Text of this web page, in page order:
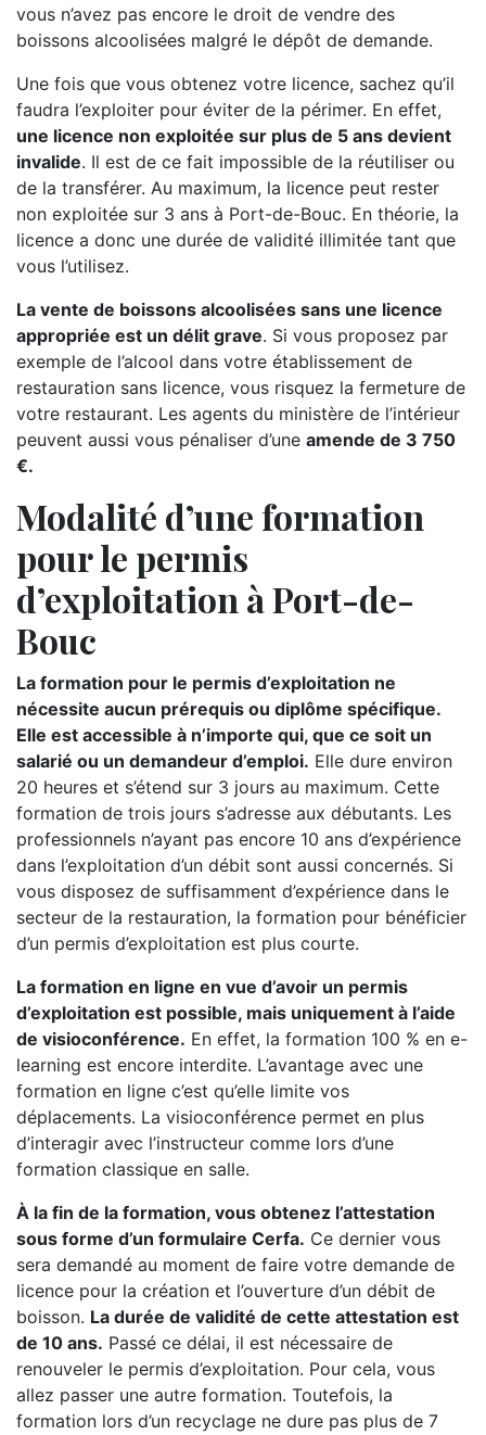
vous n’avez pas encore le droit de vendre des
boissons alcoolisées malgré le dépôt de demande.
Une fois que vous obtenez votre licence, sachez qu’il
faudra l’exploiter pour éviter de la périmer. En effet,
une licence non exploitée sur plus de 5 ans devient
invalide. Il est de ce fait impossible de la réutiliser ou
de la transférer. Au maximum, la licence peut rester
non exploitée sur 3 ans à Port-de-Bouc. En théorie, la
licence a donc une durée de validité illimitée tant que
vous l’utilisez.
La vente de boissons alcoolisées sans une licence
appropriée est un délit grave. Si vous proposez par
exemple de l’alcool dans votre établissement de
restauration sans licence, vous risquez la fermeture de
votre restaurant. Les agents du ministère de l’intérieur
peuvent aussi vous pénaliser d’une amende de 3 750
€.
Modalité d’une formation
pour le permis
d’exploitation à Port-de-
Bouc
La formation pour le permis d’exploitation ne
nécessite aucun prérequis ou diplôme spécifique.
Elle est accessible à n’importe qui, que ce soit un
salarié ou un demandeur d’emploi. Elle dure environ
20 heures et s’étend sur 3 jours au maximum. Cette
formation de trois jours s’adresse aux débutants. Les
professionnels n’ayant pas encore 10 ans d’expérience
dans l’exploitation d’un débit sont aussi concernés. Si
vous disposez de suffisamment d’expérience dans le
secteur de la restauration, la formation pour bénéficier
d’un permis d’exploitation est plus courte.
La formation en ligne en vue d’avoir un permis
d’exploitation est possible, mais uniquement à l’aide
de visioconférence. En effet, la formation 100 % en e-
learning est encore interdite. L’avantage avec une
formation en ligne c’est qu’elle limite vos
déplacements. La visioconférence permet en plus
d’interagir avec l’instructeur comme lors d’une
formation classique en salle.
À la fin de la formation, vous obtenez l’attestation
sous forme d’un formulaire Cerfa. Ce dernier vous
sera demandé au moment de faire votre demande de
licence pour la création et l’ouverture d’un débit de
boisson. La durée de validité de cette attestation est
de 10 ans. Passé ce délai, il est nécessaire de
renouveler le permis d’exploitation. Pour cela, vous
allez passer une autre formation. Toutefois, la
formation lors d’un recyclage ne dure pas plus de 7